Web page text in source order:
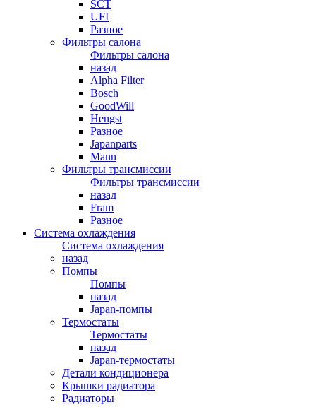
SCT
UFI
Разное
Фильтры салона
Фильтры салона
назад
Alpha Filter
Bosch
GoodWill
Hengst
Разное
Japanparts
Mann
Фильтры трансмиссии
Фильтры трансмиссии
назад
Fram
Разное
Система охлаждения
Система охлаждения
назад
Помпы
Помпы
назад
Japan-помпы
Термостаты
Термостаты
назад
Japan-термостаты
Детали кондиционера
Крышки радиатора
Радиаторы